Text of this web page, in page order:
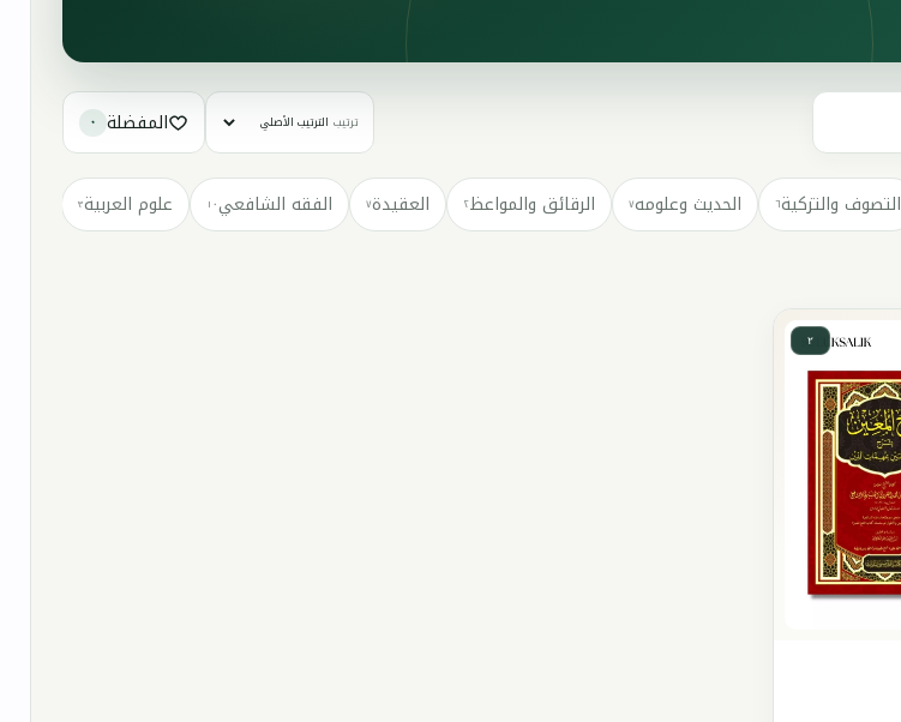
ترتيب المفضلة ٠
التصوف والتزكية٦ الحديث وعلومه٧ الرقائق والمواعظ٢ العقيدة٧ الفقه الشافعي١٠ علوم العربية٣
٢